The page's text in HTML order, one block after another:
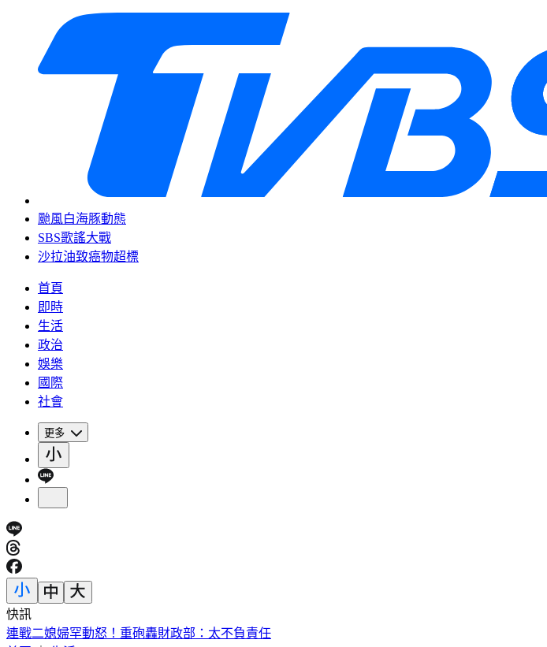
颱風白海豚動態
SBS歌謠大戰
沙拉油致癌物超標
首頁
即時
生活
政治
娛樂
國際
社會
更多
快訊
連戰二媳婦罕動怒！重砲轟財政部：太不負責任